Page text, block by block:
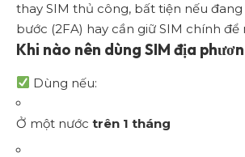
thay SIM thủ công, bất tiện nếu
bước (2FA) hay cần giữ SIM chính để
Khi nào nên dùng SIM địa
Dùng nếu:
Ở một nước trên 1 tháng